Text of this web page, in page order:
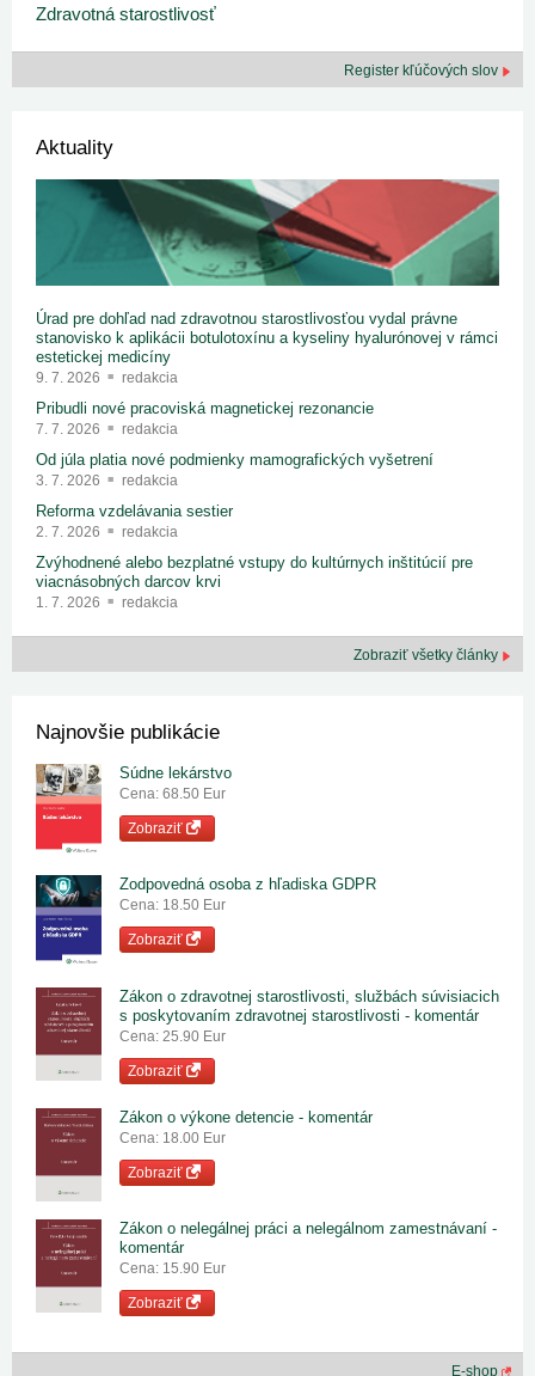
Zdravotná starostlivosť
Register kľúčových slov
Aktuality
Úrad pre dohľad nad zdravotnou starostlivosťou vydal právne
stanovisko k aplikácii botulotoxínu a kyseliny hyalurónovej v rámci
estetickej medicíny
9. 7. 2026 redakcia
Pribudli nové pracoviská magnetickej rezonancie
7. 7. 2026 redakcia
Od júla platia nové podmienky mamografických vyšetrení
3. 7. 2026 redakcia
Reforma vzdelávania sestier
2. 7. 2026 redakcia
Zvýhodnené alebo bezplatné vstupy do kultúrnych inštitúcií pre
viacnásobných darcov krvi
1. 7. 2026 redakcia
Zobraziť všetky články
Najnovšie publikácie
Súdne lekárstvo
Cena: 68.50 Eur
Zobraziť
Zodpovedná osoba z hľadiska GDPR
Cena: 18.50 Eur
Zobraziť
Zákon o zdravotnej starostlivosti, službách súvisiacich
s poskytovaním zdravotnej starostlivosti - komentár
Cena: 25.90 Eur
Zobraziť
Zákon o výkone detencie - komentár
Cena: 18.00 Eur
Zobraziť
Zákon o nelegálnej práci a nelegálnom zamestnávaní -
komentár
Cena: 15.90 Eur
Zobraziť
E-shop